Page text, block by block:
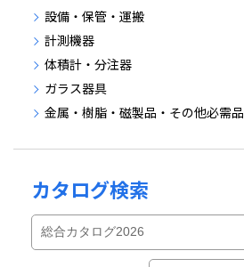
設備・保管・運搬
計測機器
体積計・分注器
ガラス器具
金属・樹脂・磁製品・その他必需品
カタログ検索